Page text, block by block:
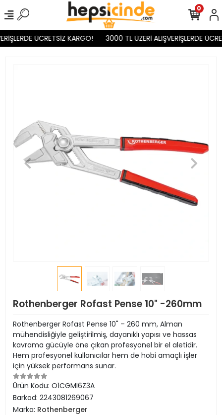
ÜCRETSİZ KARGO! 3000 TL ÜZERİ ALIŞVERİŞLERDE
0
Rothenberger Rofast Pense 10" -260mm
Rothenberger Rofast Pense 10" – 260 mm, Alman
mühendisliğiyle geliştirilmiş, dayanıklı yapısı ve hassas
kavrama gücüyle öne çıkan profesyonel bir el aletidir.
Hem profesyonel kullanıcılar hem de hobi amaçlı işler
için yüksek performans sunar.
Ürün Kodu: O1CGMI6Z3A
Barkod: 2243081269067
Marka: Rothenberger